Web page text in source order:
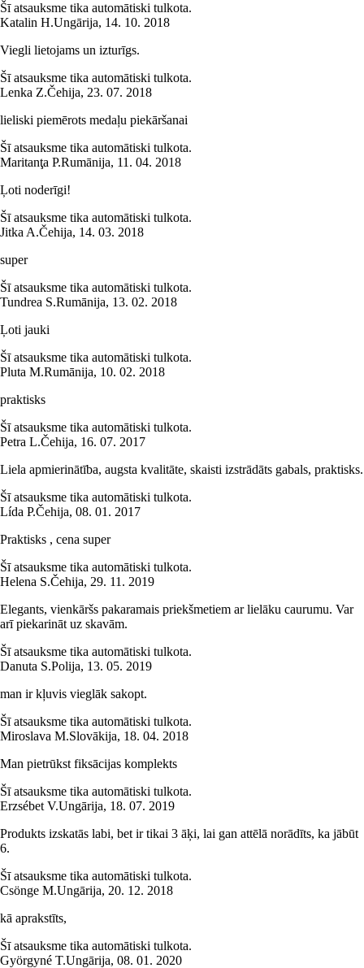
Šī atsauksme tika automātiski tulkota.
Katalin H.Ungārija, 14. 10. 2018
Viegli lietojams un izturīgs.
Šī atsauksme tika automātiski tulkota.
Lenka Z.Čehija, 23. 07. 2018
lieliski piemērots medaļu piekāršanai
Šī atsauksme tika automātiski tulkota.
Maritanţa P.Rumānija, 11. 04. 2018
Ļoti noderīgi!
Šī atsauksme tika automātiski tulkota.
Jitka A.Čehija, 14. 03. 2018
super
Šī atsauksme tika automātiski tulkota.
Tundrea S.Rumānija, 13. 02. 2018
Ļoti jauki
Šī atsauksme tika automātiski tulkota.
Pluta M.Rumānija, 10. 02. 2018
praktisks
Šī atsauksme tika automātiski tulkota.
Petra L.Čehija, 16. 07. 2017
Liela apmierinātība, augsta kvalitāte, skaisti izstrādāts gabals, praktisks.
Šī atsauksme tika automātiski tulkota.
Lída P.Čehija, 08. 01. 2017
Praktisks , cena super
Šī atsauksme tika automātiski tulkota.
Helena S.Čehija, 29. 11. 2019
Elegants, vienkāršs pakaramais priekšmetiem ar lielāku caurumu. Var
arī piekarināt uz skavām.
Šī atsauksme tika automātiski tulkota.
Danuta S.Polija, 13. 05. 2019
man ir kļuvis vieglāk sakopt.
Šī atsauksme tika automātiski tulkota.
Miroslava M.Slovākija, 18. 04. 2018
Man pietrūkst fiksācijas komplekts
Šī atsauksme tika automātiski tulkota.
Erzsébet V.Ungārija, 18. 07. 2019
Produkts izskatās labi, bet ir tikai 3 āķi, lai gan attēlā norādīts, ka jābūt
6.
Šī atsauksme tika automātiski tulkota.
Csönge M.Ungārija, 20. 12. 2018
kā aprakstīts,
Šī atsauksme tika automātiski tulkota.
Györgyné T.Ungārija, 08. 01. 2020